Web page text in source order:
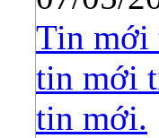
Tin mới
tin mới
tin mới.